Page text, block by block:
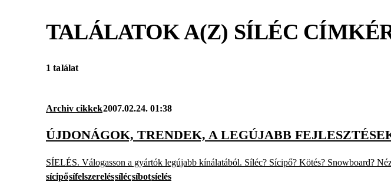
TALÁLATOK A(Z) SÍLÉC
1 találat
Archiv cikkek2007.02.24. 01:38
ÚJDONÁGOK, TRENDEK, A LEGÚJABB
SÍELÉS. Válogasson a gyártók legújabb kínálatából. Síléc? Sícipő? Kötés? Snowboard?
sícipősífelszereléssílécsíbotsíelés